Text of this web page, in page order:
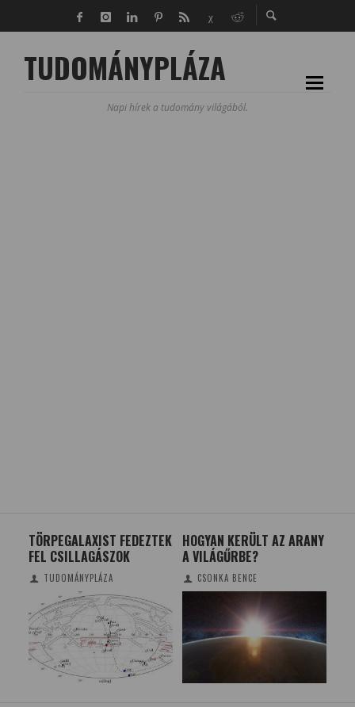
TUDOMÁNYPLÁZA
Napi hírek a tudomány világából.
TÖRPEGALAXIST FEDEZTEK
FEL CSILLAGÁSZOK
TUDOMÁNYPLÁZA
HOGYAN KERÜLT AZ ARANY
A VILÁGŰRBE?
CSONKA BENCE